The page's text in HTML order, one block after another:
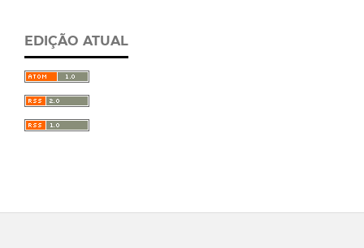
EDIÇÃO ATUAL